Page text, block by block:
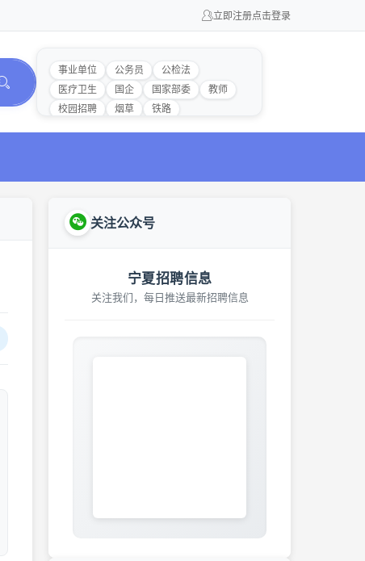
立即注册点击登录
事业单位 公务员
公检法
医疗卫生
国企 国家部委
教师
校园招聘
烟草 铁路
关注公众号
宁夏招聘信息
关注我们，每日推送最新招聘信息